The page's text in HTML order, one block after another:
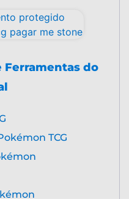
Ferramentas do
TCG